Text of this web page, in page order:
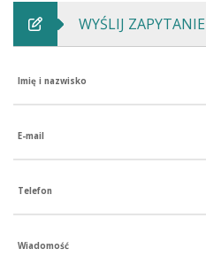
WYŚLIJ ZAPYTANIE
Imię i nazwisko
E-mail
Telefon
Wiadomość